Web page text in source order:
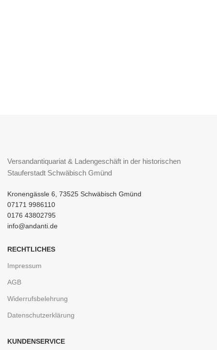
Versandantiquariat & Ladengeschäft in der historischen
Stauferstadt Schwäbisch Gmünd
Kronengässle 6, 73525 Schwäbisch Gmünd
07171 9986110
0176 43802795
info@andanti.de
RECHTLICHES
Impressum
AGB
Widerrufsbelehrung
Datenschutzerklärung
KUNDENSERVICE